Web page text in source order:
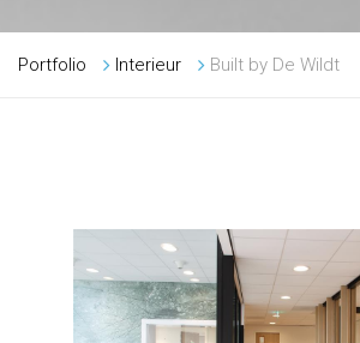
Portfolio Interieur Built by De Wildt